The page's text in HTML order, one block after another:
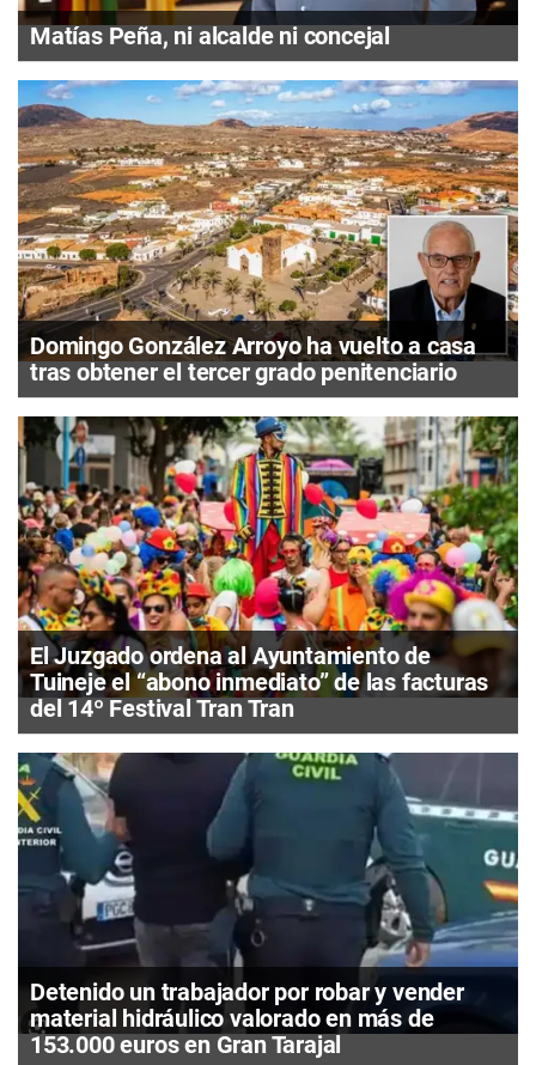
Matías Peña, ni alcalde ni concejal
Domingo González Arroyo ha vuelto a casa
tras obtener el tercer grado penitenciario
El Juzgado ordena al Ayuntamiento de
Tuineje el “abono inmediato” de las facturas
del 14º Festival Tran Tran
Detenido un trabajador por robar y vender
material hidráulico valorado en más de
153.000 euros en Gran Tarajal